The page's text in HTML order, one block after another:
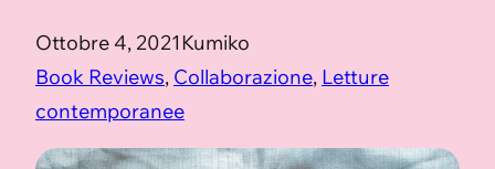
Ottobre 4, 2021 Kumiko
Book Reviews, Collaborazione, Letture
contemporanee